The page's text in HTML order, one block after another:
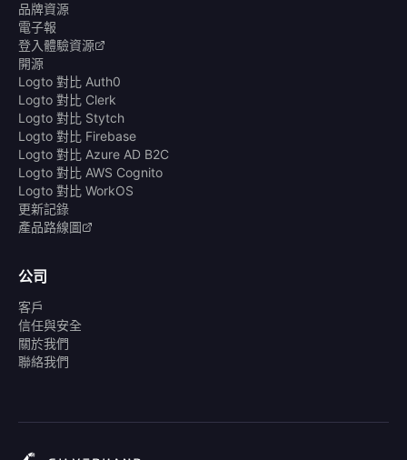
品牌資源
電子報
登入體驗資源
開源
Logto 對比 Auth0
Logto 對比 Clerk
Logto 對比 Stytch
Logto 對比 Firebase
Logto 對比 Azure AD B2C
Logto 對比 AWS Cognito
Logto 對比 WorkOS
更新記錄
產品路線圖
公司
客戶
信任與安全
關於我們
聯絡我們